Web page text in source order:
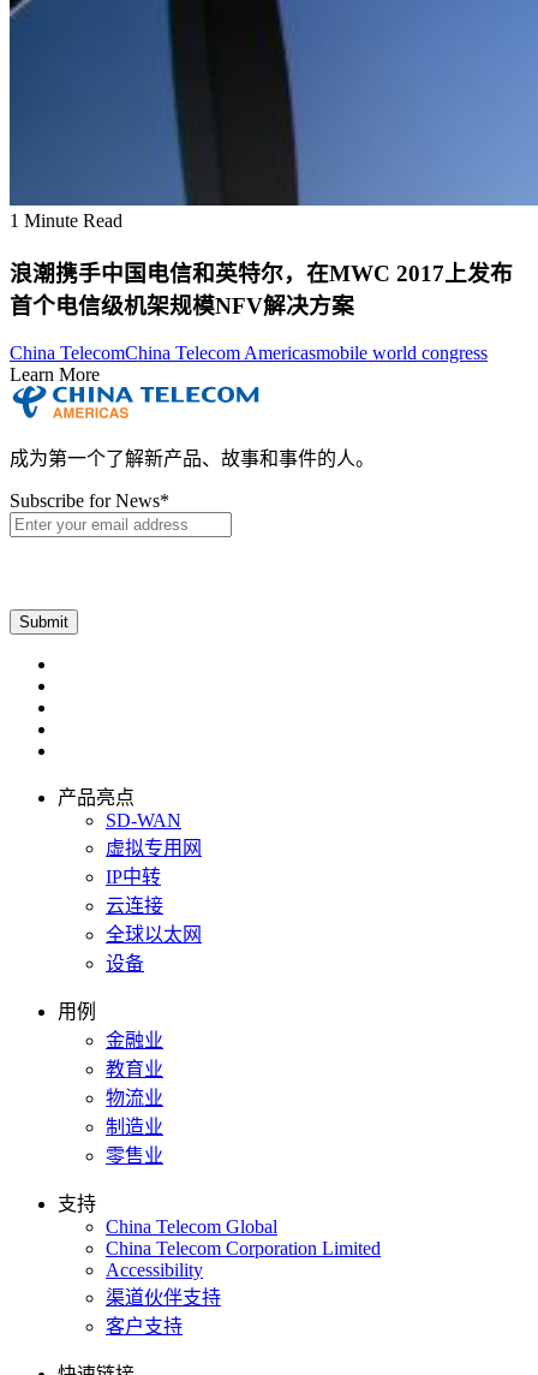
1 Minute Read
浪潮携手中国电信和英特尔，在MWC 2017上发布
首个电信级机架规模NFV解决方案
China TelecomChina Telecom Americasmobile world congress
Learn More
成为第一个了解新产品、故事和事件的人。
Subscribe for News*
产品亮点
SD-WAN
虚拟专用网
IP中转
云连接
全球以太网
设备
用例
金融业
教育业
物流业
制造业
零售业
支持
China Telecom Global
China Telecom Corporation Limited
Accessibility
渠道伙伴支持
客户支持